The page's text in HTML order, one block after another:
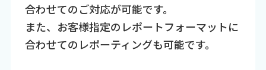
合わせてのご対応が可能です。
また、お客様指定のレポートフォーマットに
合わせてのレポーティングも可能です。